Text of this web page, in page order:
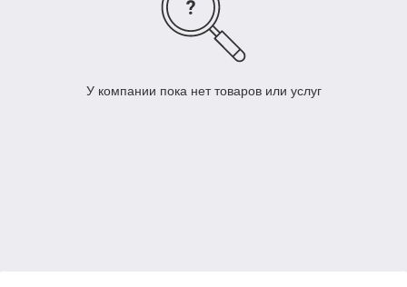
У компании пока нет товаров или услуг